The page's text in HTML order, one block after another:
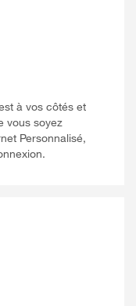
à vos côtés et
vous soyez
Personnalisé,